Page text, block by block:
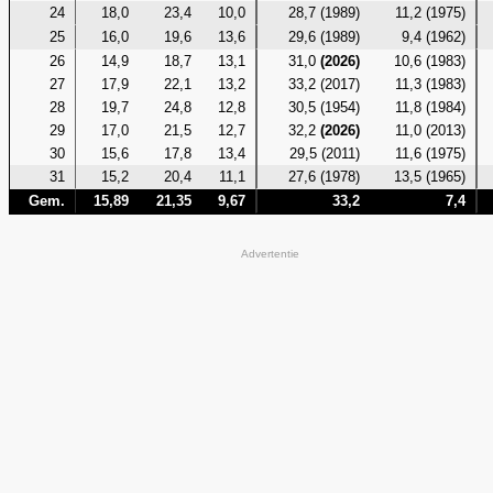
24
18,0 23,4 10,0 28,7 (1989)
11,2 (1975)
25
16,0 19,6 13,6 29,6 (1989)
9,4 (1962)
26
14,9 18,7 13,1 31,0(2026)
10,6 (1983)
27
17,9 22,1 13,2 33,2 (2017)
11,3 (1983)
28
19,7 24,8 12,8 30,5 (1954)
11,8 (1984)
29
17,0 21,5 12,7 32,2(2026)
11,0 (2013)
30
15,6 17,8 13,4 29,5 (2011)
11,6 (1975)
31
15,2 20,4 11,1 27,6 (1978)
13,5 (1965)
Gem.
15,89 21,35 9,67 33,2 7,4
Advertentie